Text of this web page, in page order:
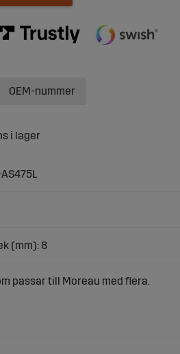
(mm): 8
passar till Moreau med flera.
OEM-nummer